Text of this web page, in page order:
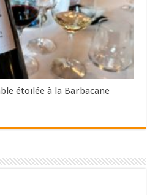
étoilée à la Barbacane